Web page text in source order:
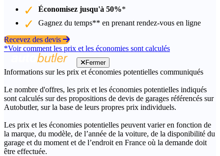
Économisez jusqu'à 50%*
Gagnez du temps** en prenant rendez-vous en ligne
Recevez des devis
*Voir comment les prix et les économies sont calculés
Fermer
Informations sur les prix et économies potentielles communiqués
Le nombre d'offres, les prix et les économies potentielles indiqués
sont calculés sur des propositions de devis de garages référencés sur
Autobutler, sur la base de leurs propres prix individuels.
Les prix et les économies potentielles peuvent varier en fonction de
la marque, du modèle, de l’année de la voiture, de la disponibilité du
garage et du moment et de l’endroit en France où la demande doit
être effectuée.